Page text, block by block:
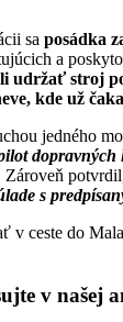
sa posádka
a
udržať stroj
kde už
jedného
dopravných
s
v ceste do
v našej